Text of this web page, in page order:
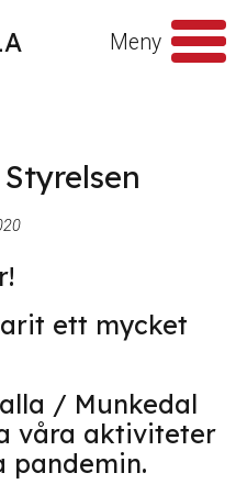
Meny
ett mycket
/ Munkedal
våra aktiviteter
pandemin.